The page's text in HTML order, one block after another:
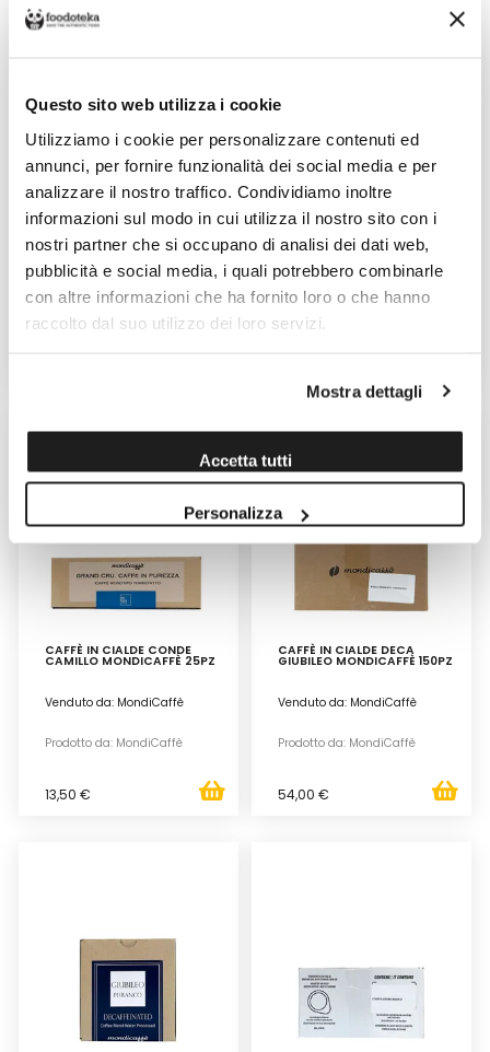
Questo sito web utilizza i cookie
Utilizziamo i cookie per personalizzare contenuti ed
annunci, per fornire funzionalità dei social media e per
analizzare il nostro traffico. Condividiamo inoltre
informazioni sul modo in cui utilizza il nostro sito con i
nostri partner che si occupano di analisi dei dati web,
pubblicità e social media, i quali potrebbero combinarle
con altre informazioni che ha fornito loro o che hanno
raccolto dal suo utilizzo dei loro servizi.
Mostra dettagli
Accetta tutti
Personalizza
CAFFÈ IN CIALDE CONDE
Venduto da: MondiCaffè
Prodotto da: MondiCaffè
CAFFÈ IN CIALDE CONDE
Venduto da: MondiCaffè
Prodotto da: MondiCaffè
CAFFÈ IN CIALDE CONDE
CAMILLO MONDICAFFÈ 25PZ
Venduto da: MondiCaffè
Prodotto da: MondiCaffè
13,50 €
CAFFÈ IN CIALDE DECA
GIUBILEO MONDICAFFÈ 150PZ
Venduto da: MondiCaffè
Prodotto da: MondiCaffè
54,00 €